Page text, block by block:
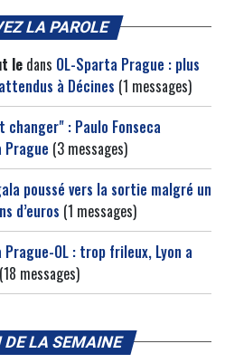
LA PAROLE
le dans OL-Sparta Prague : plus
à Décines (1 messages)
: Paulo Fonseca
Prague (3 messages)
poussé vers la sortie malgré un
d’euros (1 messages)
OL : trop frileux, Lyon a
(18 messages)
DE LA SEMAINE